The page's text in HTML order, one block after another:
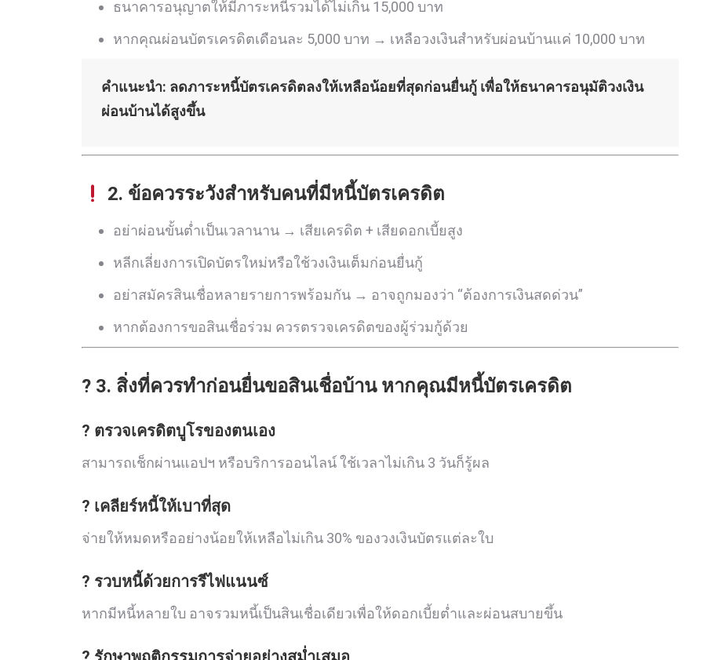
ธนาคารอนุญาตให้มีภาระหนี้รวมได้ไม่เกิน 15,000 บาท
หากคุณผ่อนบัตรเครดิตเดือนละ 5,000 บาท → เหลือวงเงินสำหรับผ่อนบ้านแค่ 10,000 บาท
คำแนะนำ: ลดภาระหนี้บัตรเครดิตลงให้เหลือน้อยที่สุดก่อนยื่นกู้ เพื่อให้ธนาคารอนุมัติวงเงิน
ผ่อนบ้านได้สูงขึ้น
2. ข้อควรระวังสำหรับคนที่มีหนี้บัตรเครดิต
อย่าผ่อนขั้นต่ำเป็นเวลานาน → เสียเครดิต + เสียดอกเบี้ยสูง
หลีกเลี่ยงการเปิดบัตรใหม่หรือใช้วงเงินเต็มก่อนยื่นกู้
อย่าสมัครสินเชื่อหลายรายการพร้อมกัน → อาจถูกมองว่า “ต้องการเงินสดด่วน”
หากต้องการขอสินเชื่อร่วม ควรตรวจเครดิตของผู้ร่วมกู้ด้วย
? 3. สิ่งที่ควรทำก่อนยื่นขอสินเชื่อบ้าน หากคุณมีหนี้บัตรเครดิต
? ตรวจเครดิตบูโรของตนเอง
สามารถเช็กผ่านแอปฯ หรือบริการออนไลน์ ใช้เวลาไม่เกิน 3 วันก็รู้ผล
? เคลียร์หนี้ให้เบาที่สุด
จ่ายให้หมดหรืออย่างน้อยให้เหลือไม่เกิน 30% ของวงเงินบัตรแต่ละใบ
? รวบหนี้ด้วยการรีไฟแนนซ์
หากมีหนี้หลายใบ อาจรวมหนี้เป็นสินเชื่อเดียวเพื่อให้ดอกเบี้ยต่ำและผ่อนสบายขึ้น